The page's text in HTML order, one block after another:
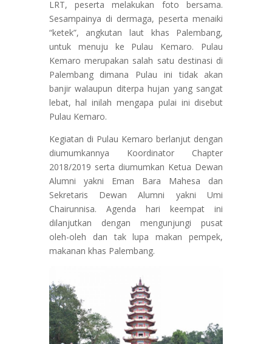
LRT, peserta melakukan foto bersama.
Sesampainya di dermaga, peserta menaiki
“ketek”, angkutan laut khas Palembang,
untuk menuju ke Pulau Kemaro. Pulau
Kemaro merupakan salah satu destinasi di
Palembang dimana Pulau ini tidak akan
banjir walaupun diterpa hujan yang sangat
lebat, hal inilah mengapa pulai ini disebut
Pulau Kemaro.
Kegiatan di Pulau Kemaro berlanjut dengan
diumumkannya Koordinator Chapter
2018/2019 serta diumumkan Ketua Dewan
Alumni yakni Eman Bara Mahesa dan
Sekretaris Dewan Alumni yakni Umi
Chairunnisa. Agenda hari keempat ini
dilanjutkan dengan mengunjungi pusat
oleh-oleh dan tak lupa makan pempek,
makanan khas Palembang.